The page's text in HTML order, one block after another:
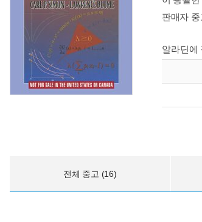
판매자 중
알라딘에
전체 중고 (16)